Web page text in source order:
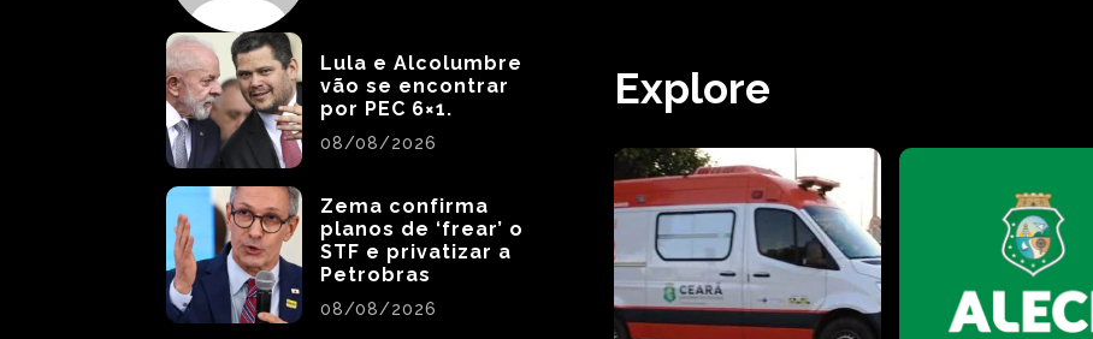
Lula e Alcolumbre
vão se encontrar
por PEC 6×1.
08/08/2026
Zema confirma
planos de ‘frear’ o
STF e privatizar a
Petrobras
08/08/2026
Explore